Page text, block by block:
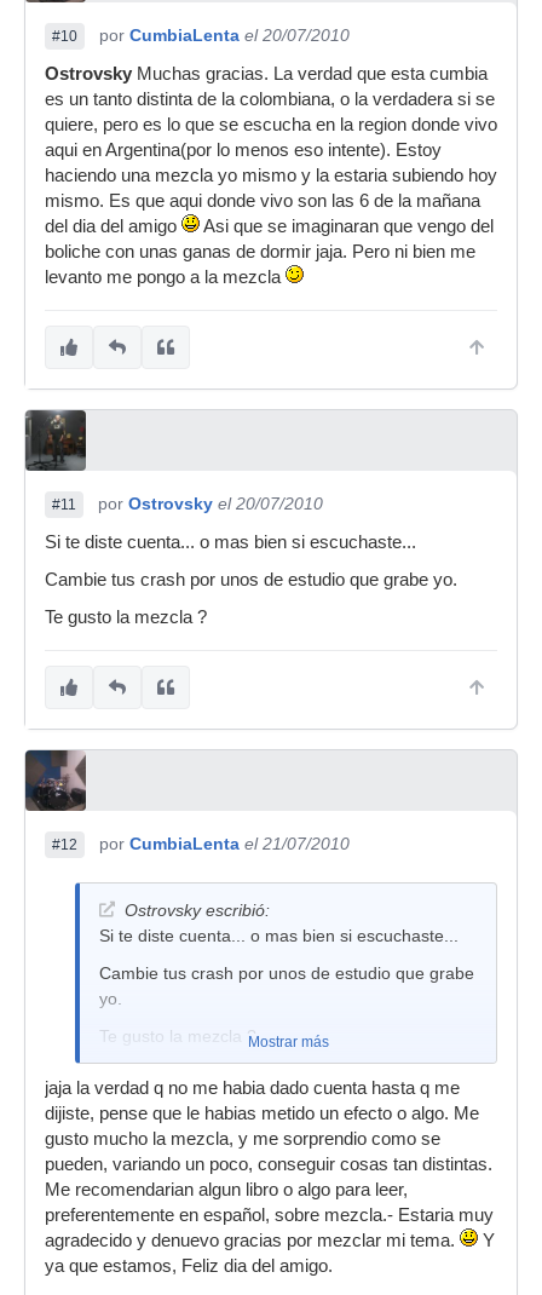
#10 por CumbiaLenta el 20/07/2010
Ostrovsky Muchas gracias. La verdad que esta cumbia
es un tanto distinta de la colombiana, o la verdadera si se
quiere, pero es lo que se escucha en la region donde vivo
aqui en Argentina(por lo menos eso intente). Estoy
haciendo una mezcla yo mismo y la estaria subiendo hoy
mismo. Es que aqui donde vivo son las 6 de la mañana
del dia del amigo
Asi que se imaginaran que vengo del
boliche con unas ganas de dormir jaja. Pero ni bien me
levanto me pongo a la mezcla
#11 por Ostrovsky el 20/07/2010
Si te diste cuenta... o mas bien si escuchaste...
Cambie tus crash por unos de estudio que grabe yo.
Te gusto la mezcla ?
#12 por CumbiaLenta el 21/07/2010
Ostrovsky escribió:
Si te diste cuenta... o mas bien si escuchaste...
Cambie tus crash por unos de estudio que grabe
yo.
Te gusto la mezcla ?Mostrar más
jaja la verdad q no me habia dado cuenta hasta q me
dijiste, pense que le habias metido un efecto o algo. Me
gusto mucho la mezcla, y me sorprendio como se
pueden, variando un poco, conseguir cosas tan distintas.
Me recomendarian algun libro o algo para leer,
preferentemente en español, sobre mezcla.- Estaria muy
agradecido y denuevo gracias por mezclar mi tema.
Y
ya que estamos, Feliz dia del amigo.